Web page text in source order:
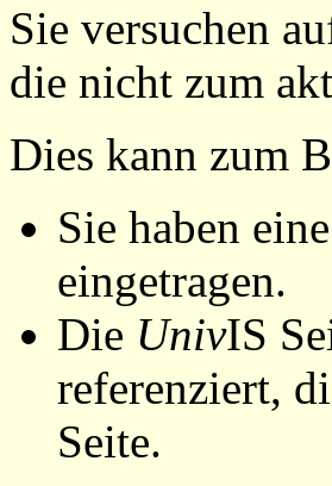
Sie versuchen
die nicht zum
Dies kann zum
Sie haben eine
eingetragen.
Die UnivIS
referenziert,
Seite.